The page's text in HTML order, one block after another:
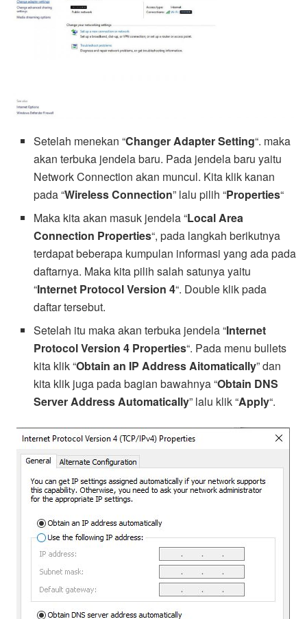
Setelah menekan “Changer Adapter Setting“. maka
akan terbuka jendela baru. Pada jendela baru yaitu
Network Connection akan muncul. Kita klik kanan
pada “Wireless Connection” lalu pilih “Properties“
Maka kita akan masuk jendela “Local Area
Connection Properties“, pada langkah berikutnya
terdapat beberapa kumpulan informasi yang ada pada
daftarnya. Maka kita pilih salah satunya yaitu
“Internet Protocol Version 4“. Double klik pada
daftar tersebut.
Setelah itu maka akan terbuka jendela “Internet
Protocol Version 4 Properties“. Pada menu bullets
kita klik “Obtain an IP Address Aitomatically” dan
kita klik juga pada bagian bawahnya “Obtain DNS
Server Address Automatically” lalu klik “Apply“.